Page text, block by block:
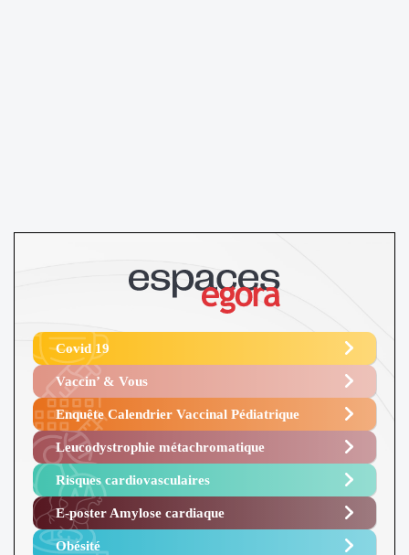
Covid 19
Vaccin’ & Vous
Enquête Calendrier Vaccinal Pédiatrique
Leucodystrophie métachromatique
Risques cardiovasculaires
E-poster Amylose cardiaque ​
Obésité ​